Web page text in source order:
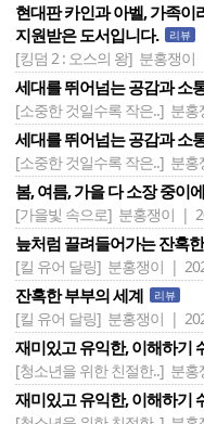
현대판 카인과 아벨, 가족
지원받은 도서입니다.
리뷰
[킹덤 2 : 오스의 왕] 분홍쟁이
세대를 뛰어넘는 공감과 소
[소중한 것일수록 작은..] 분
세대를 뛰어넘는 공감과 소
[소중한 것일수록 작은..] 분
봄, 여름, 가을 다 소장 중이
[가을빛 속으로] 분홍쟁이 |
늪처럼 끌려들어가는 잔혹
[킬 유어 달링] 분홍쟁이 |
잔혹한 부부의 세계 리뷰
[킬 유어 달링] 분홍쟁이 |
재미있고 유익한, 이해하기
[청소년을 위한 친절한..] 분홍
재미있고 유익한, 이해하기